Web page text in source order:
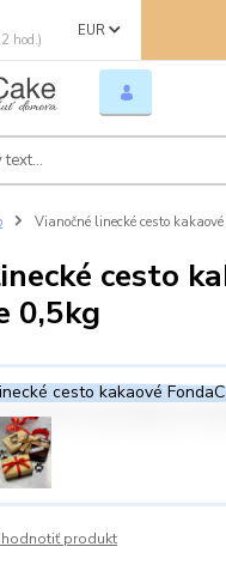
EUR
hod.)
Vianočné linecké cesto
cesto
0,5kg
produkt